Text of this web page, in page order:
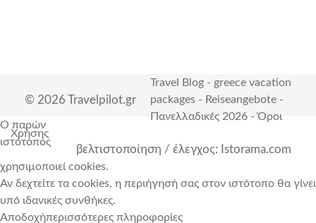
© 2026 Travelpilot.gr
Travel Blog - greece vacation
packages - Reiseangebote -
Πανελλαδικές 2026 -Όροι
Χρήσης
βελτιστοποίηση / έλεγχος: Istorama.com
Ο παρών
ιστότοπος
χρησιμοποιεί cookies.
Αν δεχτείτε τα cookies, η περιήγησή σας στον ιστότοπο θα γίνει
υπό ιδανικές συνθήκες.
Αποδοχήπερισσότερες πληροφορίες